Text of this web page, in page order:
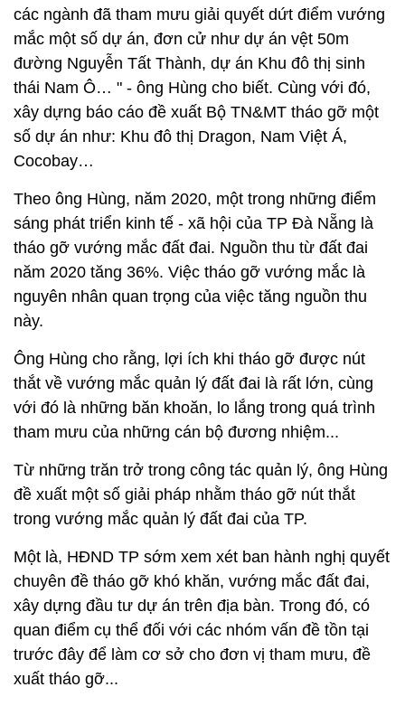
các ngành đã tham mưu giải quyết dứt điểm vướng
mắc một số dự án, đơn cử như dự án vệt 50m
đường Nguyễn Tất Thành, dự án Khu đô thị sinh
thái Nam Ô… " - ông Hùng cho biết. Cùng với đó,
xây dựng báo cáo đề xuất Bộ TN&MT tháo gỡ một
số dự án như: Khu đô thị Dragon, Nam Việt Á,
Cocobay…
Theo ông Hùng, năm 2020, một trong những điểm
sáng phát triển kinh tế - xã hội của TP Đà Nẵng là
tháo gỡ vướng mắc đất đai. Nguồn thu từ đất đai
năm 2020 tăng 36%. Việc tháo gỡ vướng mắc là
nguyên nhân quan trọng của việc tăng nguồn thu
này.
Ông Hùng cho rằng, lợi ích khi tháo gỡ được nút
thắt về vướng mắc quản lý đất đai là rất lớn, cùng
với đó là những băn khoăn, lo lắng trong quá trình
tham mưu của những cán bộ đương nhiệm...
Từ những trăn trở trong công tác quản lý, ông Hùng
đề xuất một số giải pháp nhằm tháo gỡ nút thắt
trong vướng mắc quản lý đất đai của TP.
Một là, HĐND TP sớm xem xét ban hành nghị quyết
chuyên đề tháo gỡ khó khăn, vướng mắc đất đai,
xây dựng đầu tư dự án trên địa bàn. Trong đó, có
quan điểm cụ thể đối với các nhóm vấn đề tồn tại
trước đây để làm cơ sở cho đơn vị tham mưu, đề
xuất tháo gỡ...